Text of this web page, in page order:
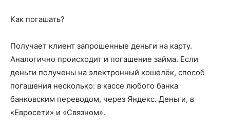
Как погашать?
Получает клиент запрошенные деньги на карту.
Аналогично происходит и погашение займа. Если
деньги получены на электронный кошелёк, способ
погашения несколько: в кассе любого банка
банковским переводом, через Яндекс. Деньги, в
«Евросети» и «Связном».